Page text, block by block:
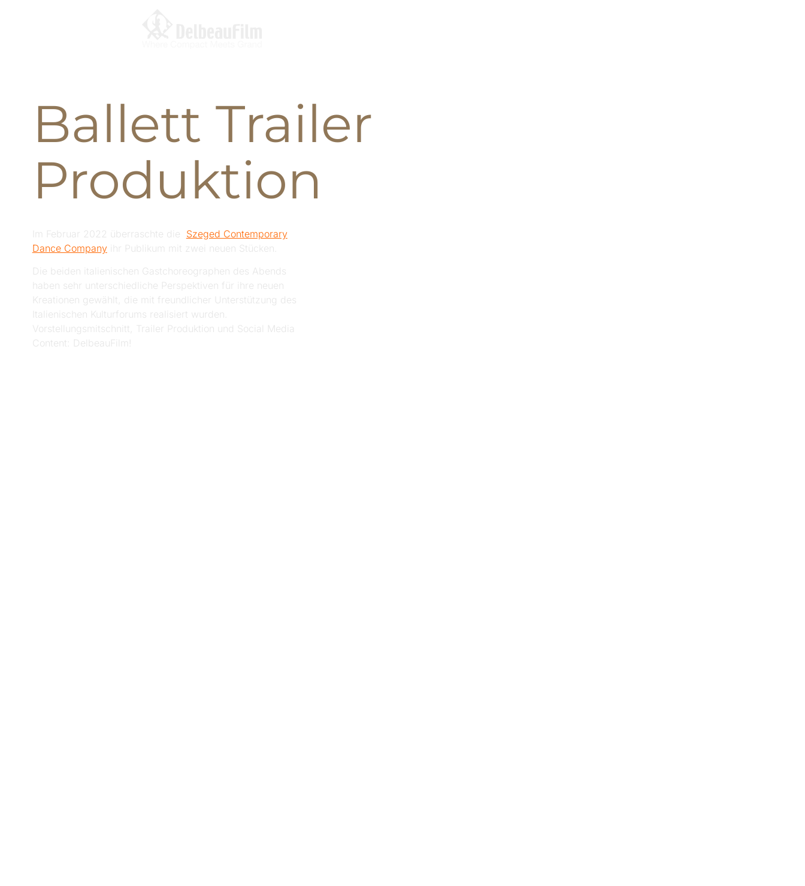
Ballett Trailer
Produktion
Im Februar 2022 überraschte die Szeged Contemporary
Dance Companyihr Publikum mit zwei neuen Stücken.
Die beiden italienischen Gastchoreographen des Abends
haben sehr unterschiedliche Perspektiven für ihre neuen
Kreationen gewählt, die mit freundlicher Unterstützung des
Italienischen Kulturforums realisiert wurden.
Vorstellungsmitschnitt, Trailer Produktion und Social Media
Content: DelbeauFilm!